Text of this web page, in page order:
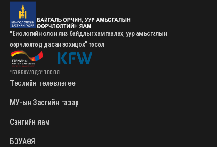
"Биологийн олон янз байдлыг хамгаалах, уур амьсгалын
өөрчлөлтөд дасан зохицох" төсөл
"БОЯБХУАӨДЗ" ТӨСӨЛ
Төслийн төлөвлөгөө
МУ-ын Засгийн газар
Сангийн яам
БОУАӨЯ